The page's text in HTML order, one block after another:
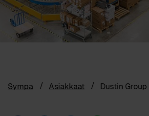
Sympa Asiakkaat Dustin Group